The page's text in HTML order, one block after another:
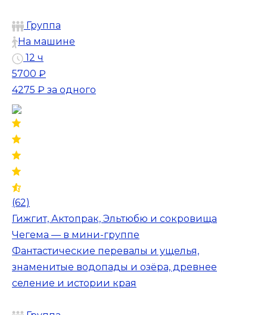
Группа
На машине
12 ч
5700 ₽
4275 ₽ за одного
(62)
Гижгит, Актопрак, Эльтюбю и сокровища
Чегема — в мини-группе
Фантастические перевалы и ущелья,
знаменитые водопады и озёра, древнее
селение и истории края